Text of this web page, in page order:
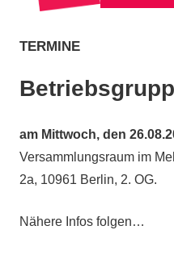
TERMINE
am Mittwoch, den
Versammlungsraum im
2a, 10961 Berlin, 2. OG.
Nähere Infos folgen…